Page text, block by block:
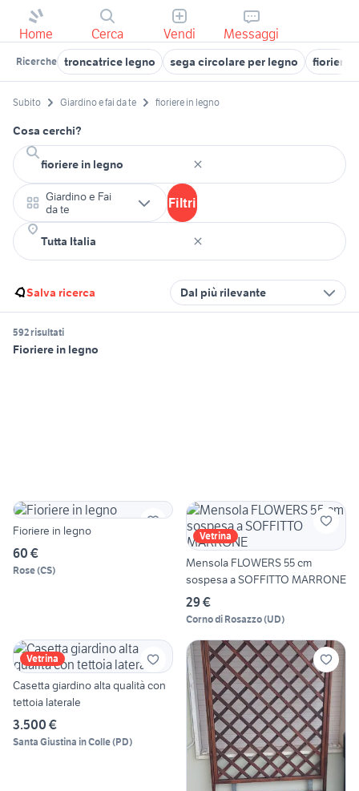
Home Cerca Vendi Messaggi
Ricerche troncatrice legno sega circolare per legno fioriere
Subito Giardino e fai da te fioriere in legno
Cosa cerchi?
Giardino e Fai
da te
Filtri
Salva ricerca Dal più rilevante
592 risultati
Fioriere in legno
Fioriere in legno
60 €
Rose(CS)
Vetrina
Mensola FLOWERS 55 cm
sospesa a SOFFITTO MARRONE
29 €
Corno di Rosazzo(UD)
Vetrina
Casetta giardino alta qualità con
tettoia laterale
3.500 €
Santa Giustina in Colle(PD)